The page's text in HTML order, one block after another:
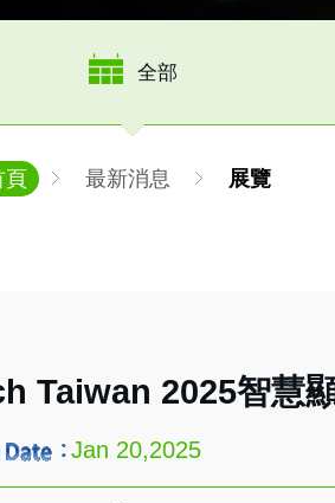
全部
頁 最新消息 展覽
Taiwan 2025智慧
Jan 20,2025